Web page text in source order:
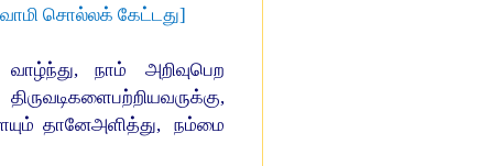
சொல்லக் கேட்டது]
வாழ்ந்து,நாம் அறிவுபெற
,
தானேஅளித்து,நம்மை